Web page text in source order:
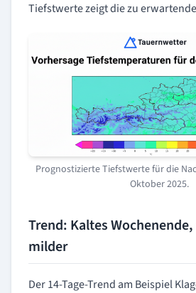
Tiefstwerte zeigt die zu
Prognostizierte Tiefstwerte für die
Oktober 2025.
Trend: Kaltes
milder
Der 14-Tage-Trend am Beispiel